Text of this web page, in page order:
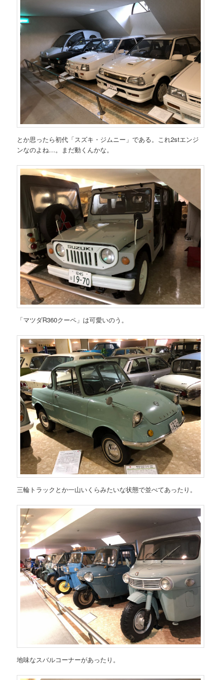
とか思ったら初代「スズキ・ジムニー」である。これ2stエンジ
ンなのよね…。まだ動くんかな。
「マツダR360クーペ」は可愛いのう。
三輪トラックとか一山いくらみたいな状態で並べてあったり。
地味なスバルコーナーがあったり。